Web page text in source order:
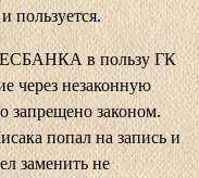
ипользуется.
в пользу ГК
через незаконную
запрещено законом.
попал на запись и
заменить не